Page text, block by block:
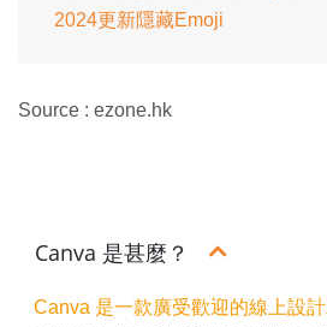
2024更新隱藏Emoji
Source : ezone.hk
Canva 是甚麼？
Canva 是一款廣受歡迎的線上設